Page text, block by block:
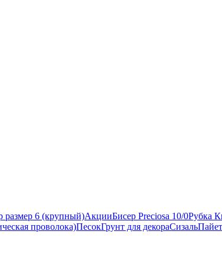
размер 6 (крупный)АкцииБисер Preciosa 10/0Рубка
проволока)ПесокГрунт для декораСизаль